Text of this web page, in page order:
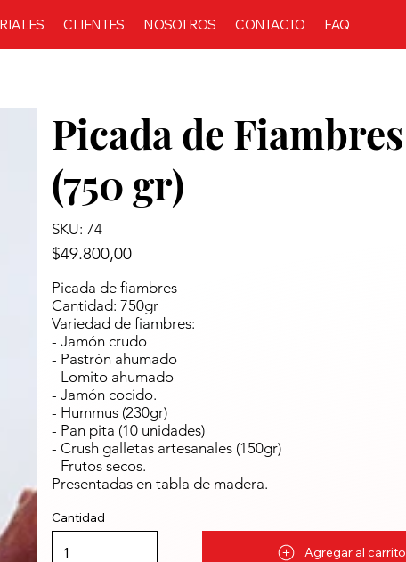
CLIENTES NOSOTROS CONTACTO FAQ
Picada de Fiambres
(750 gr)
SKU: 74
$49.800,00
Picada de fiambres
Cantidad: 750gr
Variedad de fiambres:
- Jamón crudo
- Pastrón ahumado
- Lomito ahumado
- Jamón cocido.
- Hummus (230gr)
- Pan pita (10 unidades)
- Crush galletas artesanales (150gr)
- Frutos secos.
Presentadas en tabla de madera.
Cantidad
Agregar al carrito